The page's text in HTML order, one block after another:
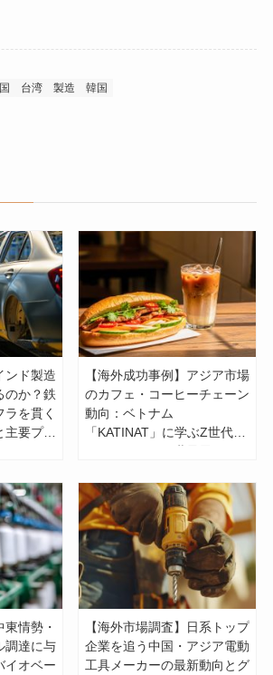
台湾 製造 韓国
ンド製造
のか？鉄
を貫く
要プレ
【海外成功事例】アジア市場
のカフェ・コーヒーチェーン
動向：ベトナム
「KATINAT」に学ぶZ世代マ
東情勢・
調達に与
イオベー
【海外市場調査】日系トップ
企業を追う中国・アジア電動
工具メーカーの最新動向とグ